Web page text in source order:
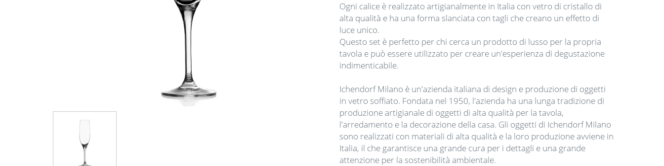
Ogni calice è realizzato artigianalmente in Italia con vetro di cristallo di
alta qualità e ha una forma slanciata con tagli che creano un effetto di
luce unico.
Questo set è perfetto per chi cerca un prodotto di lusso per la propria
tavola e può essere utilizzato per creare un'esperienza di degustazione
indimenticabile.
Ichendorf Milano è un'azienda italiana di design e produzione di oggetti
in vetro soffiato. Fondata nel 1950, l'azienda ha una lunga tradizione di
produzione artigianale di oggetti di alta qualità per la tavola,
l'arredamento e la decorazione della casa. Gli oggetti di Ichendorf Milano
sono realizzati con materiali di alta qualità e la loro produzione avviene in
Italia, il che garantisce una grande cura per i dettagli e una grande
attenzione per la sostenibilità ambientale.